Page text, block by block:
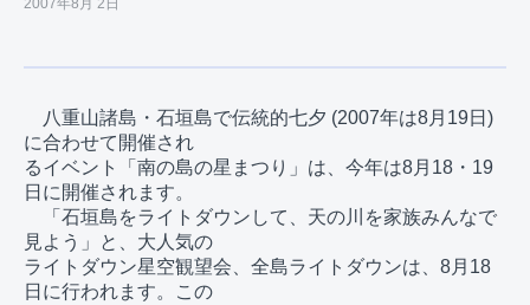
2007年8月 2日
八重山諸島・石垣島で伝統的七夕 (2007年は8月19日)
に合わせて開催され
るイベント「南の島の星まつり」は、今年は8月18・19
日に開催されます。
「石垣島をライトダウンして、天の川を家族みんなで
見よう」と、大人気の
ライトダウン星空観望会、全島ライトダウンは、8月18
日に行われます。この